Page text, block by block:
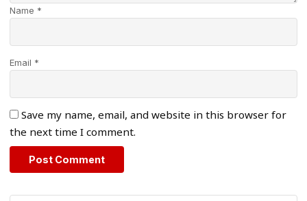
Name *
Email *
Save my name, email, and website in this browser for
the next time I comment.